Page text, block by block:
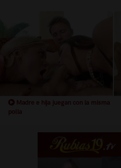
Madre e hija juegan con la misma
polla